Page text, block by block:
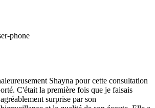
Shayna pour cette consultation
C'était la première fois que je faisais
surprise par son